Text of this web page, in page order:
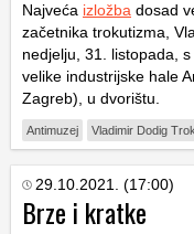
Najveća izložba dosad
začetnika trokutizma,
nedjelju, 31. listopada,
velike industrijske hale
Zagreb), u dvorištu.
Antimuzej Vladimir Dodig
29.10.2021. (17:00)
Brze i kratke